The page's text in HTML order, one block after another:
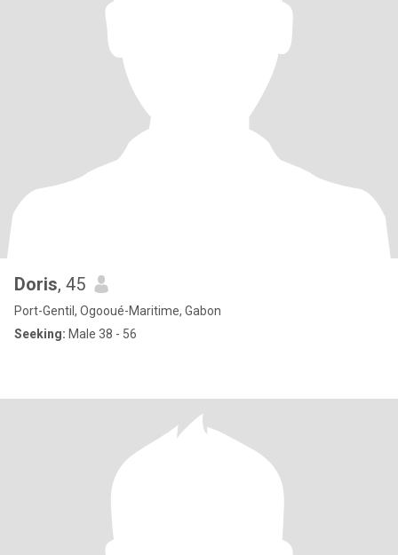
Doris, 45
Port-Gentil, Ogooué-Maritime, Gabon
Seeking: Male 38 - 56